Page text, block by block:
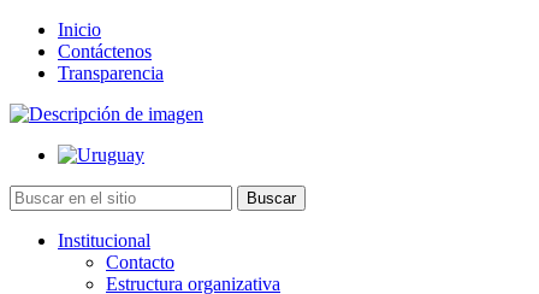
Inicio
Contáctenos
Transparencia
Institucional
Contacto
Estructura organizativa